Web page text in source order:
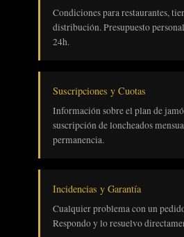
Condiciones para restaurantes,
distribución. Presupuesto
24h.
Suscripciones y Cuotas
Información sobre el plan de
suscripción de loncheados
permanencia.
Incidencias y Garantía
Cualquier problema con un
Respondo y lo resuelvo